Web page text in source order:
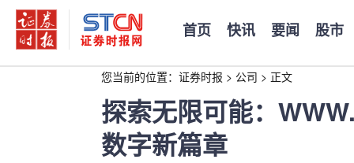
首页 快讯 要闻 股市
您当前的位置： 证券时报 > 公司 > 正文
探索无限可能：
数字新篇章